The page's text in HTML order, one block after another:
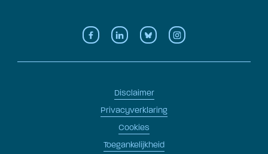
Disclaimer
Privacyverklaring
Cookies
Toegankelijkheid